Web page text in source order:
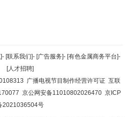
返回顶部
返回首页
- [联系我们]- [广告服务]- [有色金属商务平台]-
[人才招聘]
广播电视节目制作经营许可证 互联
京公网安备11010802026470 京ICP
2021036504号